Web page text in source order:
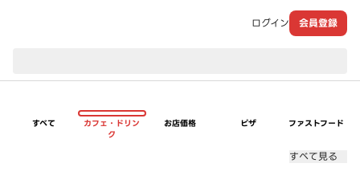
ログイン 会員登録
すべて
カフェ・ドリン
ク
お店価格 ピザ ファストフード
すべて見る